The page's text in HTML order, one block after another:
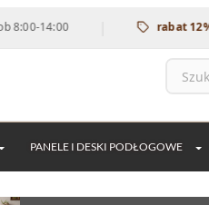
| rabat 12% na
PANELE I DESKI PODŁOGOWE